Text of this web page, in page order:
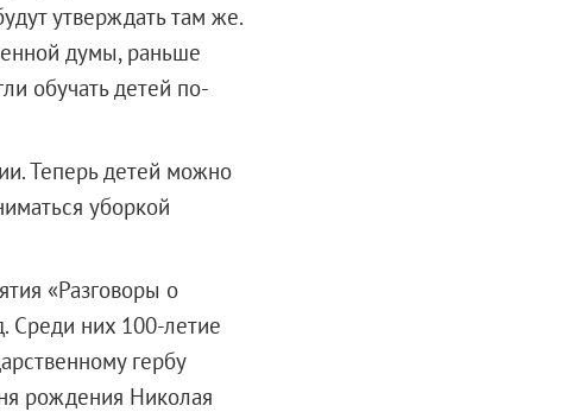
утверждать там же.
думы, раньше
обучать детей по-
Теперь детей можно
уборкой
«Разговоры о
Среди них 100-летие
гербу
рождения Николая